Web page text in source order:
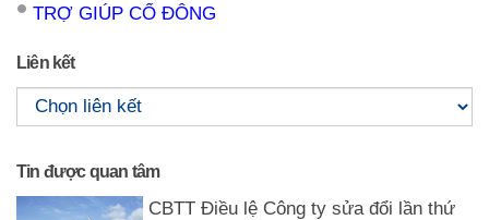
TRỢ GIÚP CỔ ĐÔNG
Liên kết
Tin được quan tâm
CBTT Điều lệ Công ty sửa đổi lần thứ